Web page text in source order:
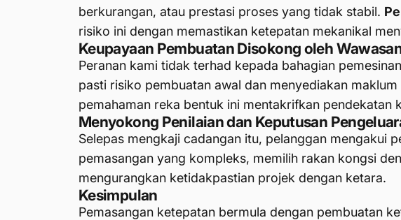
berkurangan, atau prestasi proses yang tidak stabil.
risiko ini dengan memastikan ketepatan mekanikal
Keupayaan Pembuatan Disokong oleh
Peranan kami tidak terhad kepada bahagian
pasti risiko pembuatan awal dan menyediakan
pemahaman reka bentuk ini mentakrifkan pendekatan
Menyokong Penilaian dan Keputusan
Selepas mengkaji cadangan itu, pelanggan mengakui
pemasangan yang kompleks, memilih rakan kongsi
mengurangkan ketidakpastian projek dengan ketara.
Kesimpulan
Pemasangan ketepatan bermula dengan pembuatan